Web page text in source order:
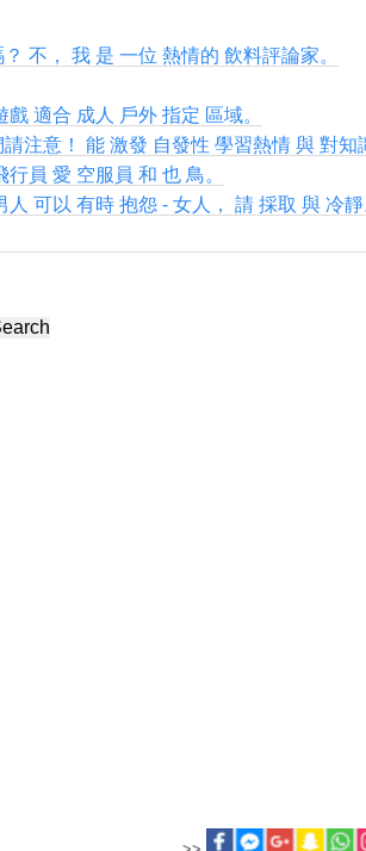
不， 我 是 一位 熱情的 飲料評論家。
戲 適合 成人 戶外 指定 區域。
注意！ 能 激發 自發性 學習熱情 與 對知
行員 愛 空服員 和 也 鳥。
人 可以 有時 抱怨 - 女人， 請 採取 與 冷靜